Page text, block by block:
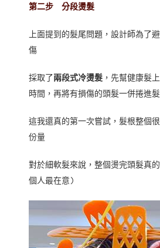
第二步 分段燙髮
上面提到的髮尾問題，設計師為了
傷
採取了兩段式冷燙髮 ，先幫健康髮
時間，再將有損傷的頭髮一併捲進
這我還真的第一次嘗試，髮根整個
份量
對於細軟髮來說，整個燙完頭髮真
個人最在意)